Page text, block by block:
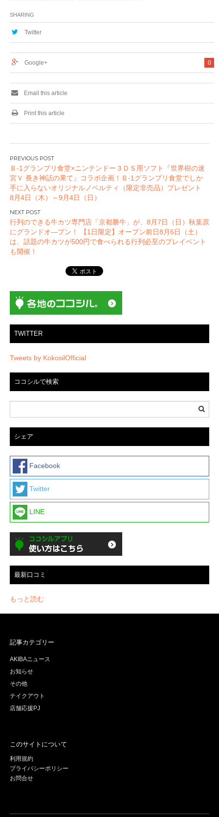
ＢＡにて「ANKER
コーナー」の常設展
示・販売を開始
と初コラボ！
のブロマイド全12種
類のうちいずれか１
SHARING
Twitter
0
Google+
Email this article
Print this article
投
稿
ナ
ビ
ゲ
ー
シ
ョ
Ｂ-1グランプリ食堂×ニンテンドー３ＤＳ用ソフト『世界樹の迷
宮Ｖ 長き神話の果て』コラボ企画！Ｂ-1グランプリ食堂でしか
手に入らないオリジナルノベルティ（限定非売品）プレゼント
8月4日（木）～9月4日（日）
行列のできる牛カツ専門店「京都勝牛」が、8月7日（日）秋葉原
にグランドオ―プン！ 【1日限定】オープン前日8月6日（土）
は、話題の牛カツが500円で食べられる行列必至のプレイベント
も開催！
TWITTER
Tweets by KokosilOfficial
ココシルで検索
シェア
Facebook
Twitter
LINE
最新口コミ
もっと読む
記事カテゴリー
AKIBAニュース
お知らせ
その他
テイクアウト
店舗応援PJ
このサイトについて
利用規約
プライバシーポリシー
お問合せ